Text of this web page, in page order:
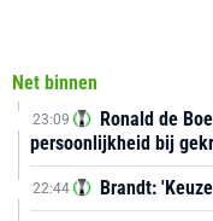
Net binnen
23:09
Ronald de
persoonlijkheid bij
22:44 Brandt: